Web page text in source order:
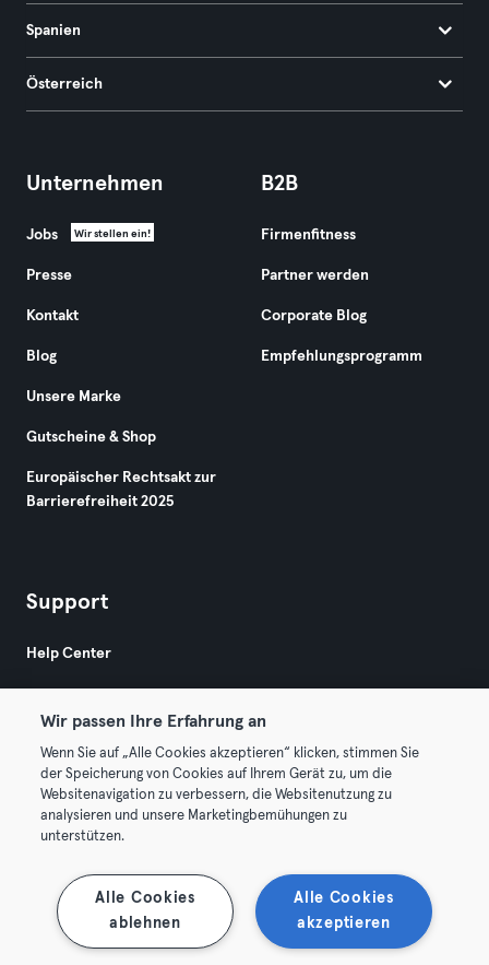
Spanien
Österreich
Unternehmen
Jobs Wir stellen ein!
Presse
Kontakt
Blog
Unsere Marke
Gutscheine & Shop
Europäischer Rechtsakt zur
Barrierefreiheit 2025
B2B
Firmenfitness
Partner werden
Corporate Blog
Empfehlungsprogramm
Support
Help Center
© 2026 Urban Sports Group GmbH. All rights reserved.
AGB Datenschutz
Vertrag hier kündigen Hier Verträge widerrufen
Wir passen Ihre Erfahrung an
Wenn Sie auf „Alle Cookies akzeptieren“ klicken, stimmen Sie
der Speicherung von Cookies auf Ihrem Gerät zu, um die
Websitenavigation zu verbessern, die Websitenutzung zu
analysieren und unsere Marketingbemühungen zu
unterstützen.
Alle Cookies
akzeptieren
Alle Cookies
ablehnen